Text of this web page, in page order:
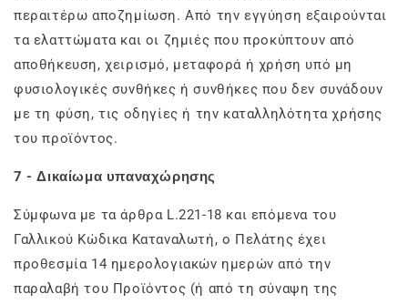
περαιτέρω αποζημίωση. Από την εγγύηση εξαιρούνται
τα ελαττώματα και οι ζημιές που προκύπτουν από
αποθήκευση, χειρισμό, μεταφορά ή χρήση υπό μη
φυσιολογικές συνθήκες ή συνθήκες που δεν συνάδουν
με τη φύση, τις οδηγίες ή την καταλληλότητα χρήσης
του προϊόντος.
7 - Δικαίωμα υπαναχώρησης
Σύμφωνα με τα άρθρα L.221-18 και επόμενα του
Γαλλικού Κώδικα Καταναλωτή, ο Πελάτης έχει
προθεσμία 14 ημερολογιακών ημερών από την
παραλαβή του Προϊόντος (ή από τη σύναψη της